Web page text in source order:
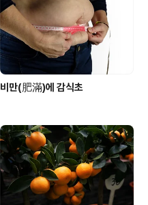
비만(肥滿)에 감식초